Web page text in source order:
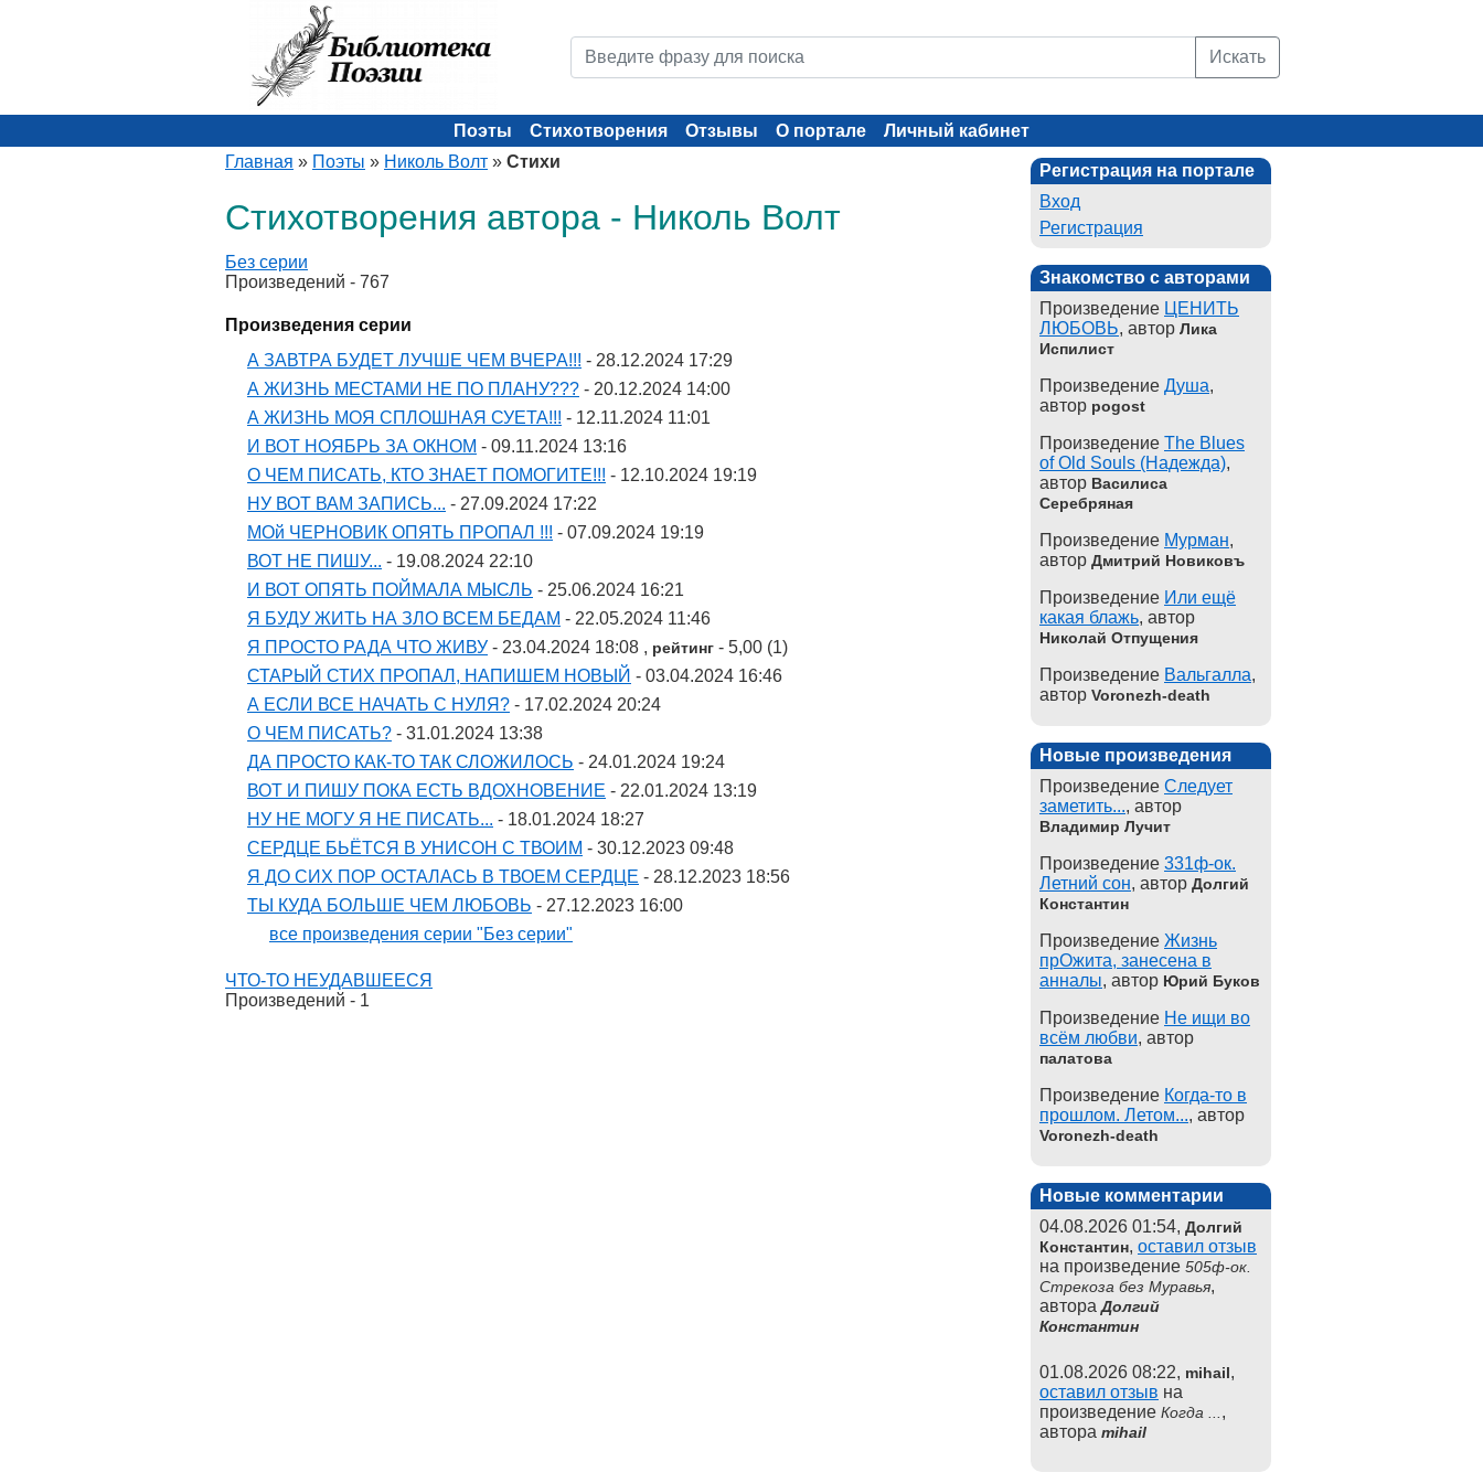
Искать
Поэты Стихотворения Отзывы О портале
Личный кабинет
Главная » Поэты » Николь Волт » Стихи
Стихотворения автора - Николь Волт
Без серии
Произведений - 767
Произведения серии
А ЗАВТРА БУДЕТ ЛУЧШЕ ЧЕМ ВЧЕРА!!! - 28.12.2024 17:29
А ЖИЗНЬ МЕСТАМИ НЕ ПО ПЛАНУ??? - 20.12.2024 14:00
А ЖИЗНЬ МОЯ СПЛОШНАЯ СУЕТА!!! - 12.11.2024 11:01
И ВОТ НОЯБРЬ ЗА ОКНОМ - 09.11.2024 13:16
О ЧЕМ ПИСАТЬ, КТО ЗНАЕТ ПОМОГИТЕ!!! - 12.10.2024 19:19
НУ ВОТ ВАМ ЗАПИСЬ... - 27.09.2024 17:22
МОй ЧЕРНОВИК ОПЯТЬ ПРОПАЛ !!! - 07.09.2024 19:19
ВОТ НЕ ПИШУ... - 19.08.2024 22:10
И ВОТ ОПЯТЬ ПОЙМАЛА МЫСЛЬ - 25.06.2024 16:21
Я БУДУ ЖИТЬ НА ЗЛО ВСЕМ БЕДАМ - 22.05.2024 11:46
Я ПРОСТО РАДА ЧТО ЖИВУ - 23.04.2024 18:08 , рейтинг - 5,00 (1)
СТАРЫЙ СТИХ ПРОПАЛ, НАПИШЕМ НОВЫЙ - 03.04.2024 16:46
А ЕСЛИ ВСЕ НАЧАТЬ С НУЛЯ? - 17.02.2024 20:24
О ЧЕМ ПИСАТЬ? - 31.01.2024 13:38
ДА ПРОСТО КАК-ТО ТАК СЛОЖИЛОСЬ - 24.01.2024 19:24
ВОТ И ПИШУ ПОКА ЕСТЬ ВДОХНОВЕНИЕ - 22.01.2024 13:19
НУ НЕ МОГУ Я НЕ ПИСАТЬ... - 18.01.2024 18:27
СЕРДЦЕ БЬЁТСЯ В УНИСОН С ТВОИМ - 30.12.2023 09:48
Я ДО СИХ ПОР ОСТАЛАСЬ В ТВОЕМ СЕРДЦЕ - 28.12.2023 18:56
ТЫ КУДА БОЛЬШЕ ЧЕМ ЛЮБОВЬ - 27.12.2023 16:00
все произведения серии "Без серии"
ЧТО-ТО НЕУДАВШЕЕСЯ
Произведений - 1
Регистрация на портале
Вход
Регистрация
Знакомство с авторами
Произведение ЦЕНИТЬ
ЛЮБОВЬ, автор Лика
Испилист
Произведение Душа,
автор pogost
Произведение The Blues
of Old Souls (Надежда),
автор Василиса
Серебряная
Произведение Мурман,
автор Дмитрий Новиковъ
Произведение Или ещё
какая блажь, автор
Николай Отпущения
Произведение Вальгалла,
автор Voronezh-death
Новые произведения
Произведение Следует
заметить..., автор
Владимир Лучит
Произведение 331ф-ок.
Летний сон, автор Долгий
Константин
Произведение Жизнь
прОжита, занесена в
анналы, автор Юрий Буков
Произведение Не ищи во
всём любви, автор
палатова
Произведение Когда-то в
прошлом. Летом..., автор
Voronezh-death
Новые комментарии
04.08.2026 01:54, Долгий
Константин, оставил отзыв
на произведение 505ф-ок.
Стрекоза без Муравья,
автораДолгий
Константин
01.08.2026 08:22, mihail,
оставил отзыв на
произведение Когда ... ,
автора mihail